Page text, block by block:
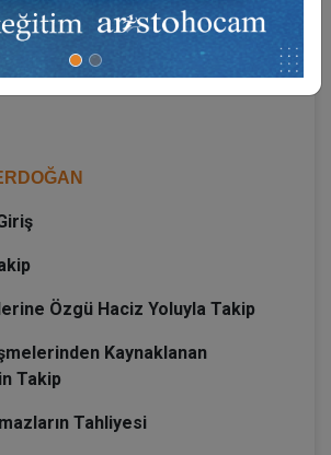
İspat
HUKUKU PRATİK
Özgü Haciz Yoluyla Takip
Kaynaklanan
Takip
Tahliyesi